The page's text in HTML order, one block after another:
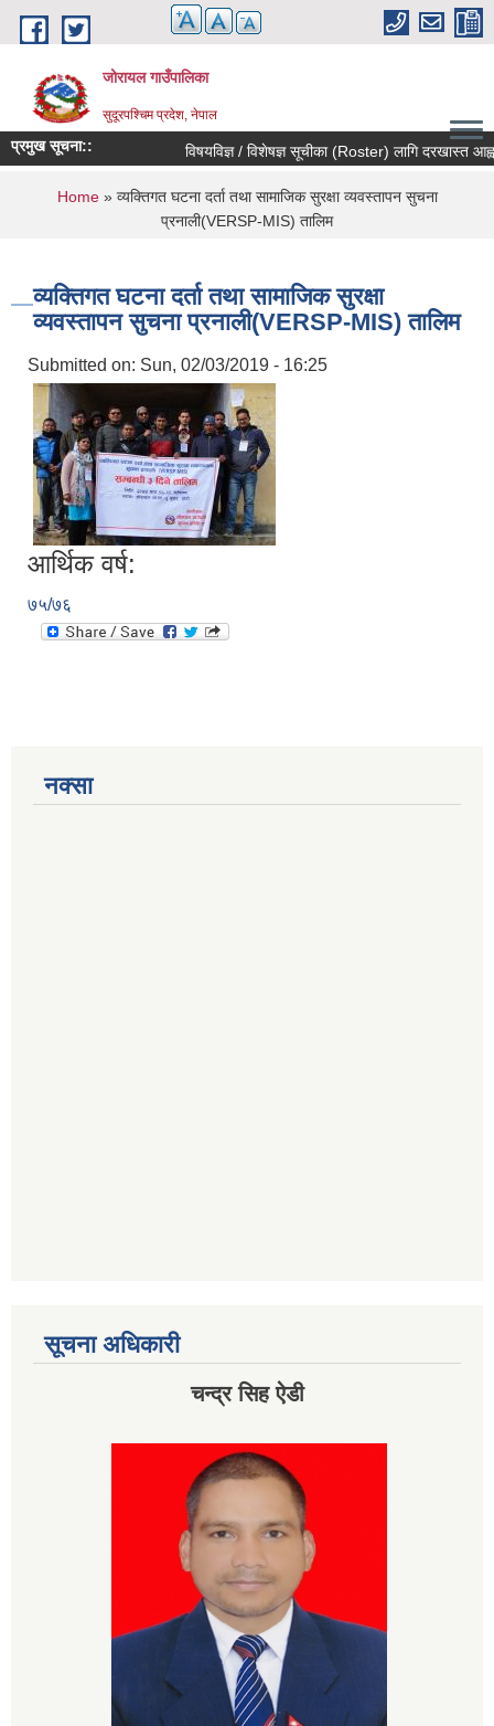
Skip to main content
जोरायल गाउँपालिका
सुदूरपश्चिम प्रदेश, नेपाल
प्रमुख सूचना:: विषयविज्ञ / विशेषज्ञ सूचीका (Roster) लागि दरखास्त
You are here
Home» व्यक्तिगत घटना दर्ता तथा सामाजिक सुरक्षा व्यवस्तापन सुचना
प्रनाली(VERSP-MIS) तालिम
व्यक्तिगत घटना दर्ता तथा सामाजिक सुरक्षा
व्यवस्तापन सुचना प्रनाली(VERSP-MIS) तालिम
Submitted on: Sun, 02/03/2019 - 16:25
आर्थिक वर्ष:
७५/७६
नक्सा
सूचना अधिकारी
चन्द्र सिह ऐडी